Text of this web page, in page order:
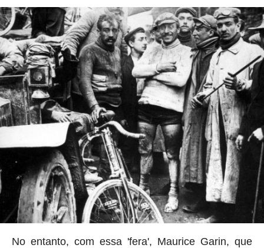
No entanto, com essa 'fera', Maurice Garin, que